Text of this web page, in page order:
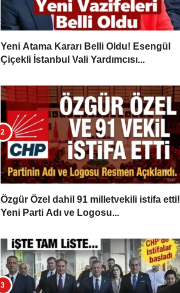
Yeni Atama Kararı Belli Oldu! Esengül
Çiçekli İstanbul Vali Yardımcısı...
Özgür Özel dahil 91 milletvekili istifa etti!
Yeni Parti Adı ve Logosu...